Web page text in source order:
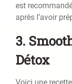
est
après l’avoir
3.
Détox